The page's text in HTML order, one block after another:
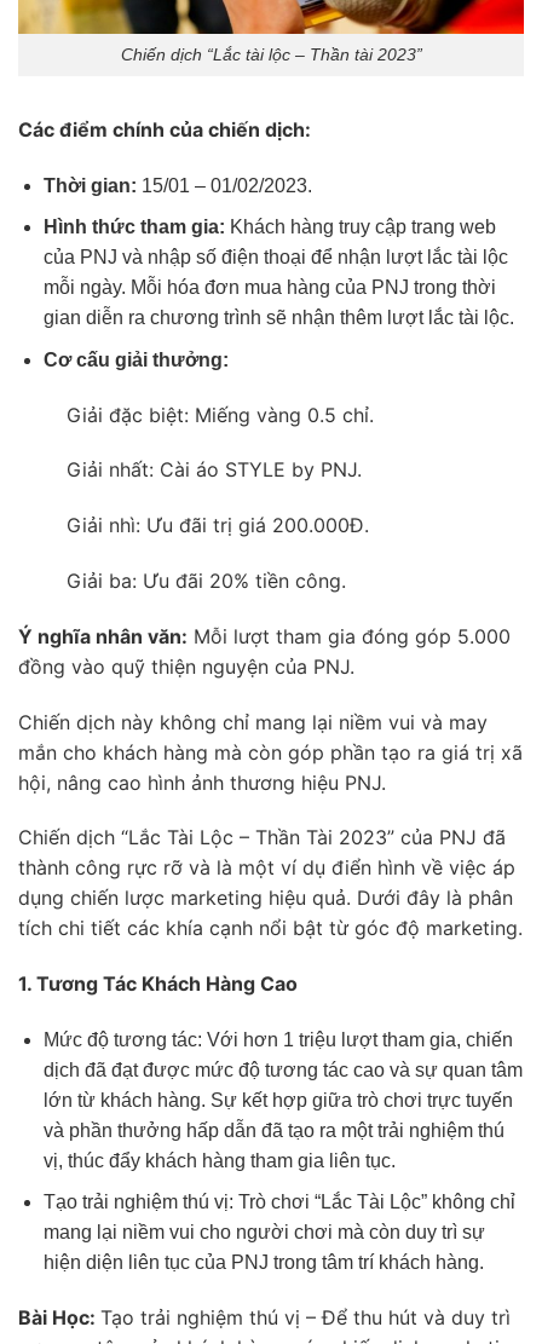
Chiến dịch “Lắc tài lộc – Thần tài 2023”
Các điểm chính của chiến dịch:
Thời gian: 15/01 – 01/02/2023.
Hình thức tham gia: Khách hàng truy cập trang web
của PNJ và nhập số điện thoại để nhận lượt lắc tài lộc
mỗi ngày. Mỗi hóa đơn mua hàng của PNJ trong thời
gian diễn ra chương trình sẽ nhận thêm lượt lắc tài lộc.
Cơ cấu giải thưởng:
Giải đặc biệt: Miếng vàng 0.5 chỉ.
Giải nhất: Cài áo STYLE by PNJ.
Giải nhì: Ưu đãi trị giá 200.000Đ.
Giải ba: Ưu đãi 20% tiền công.
Ý nghĩa nhân văn: Mỗi lượt tham gia đóng góp 5.000
đồng vào quỹ thiện nguyện của PNJ.
Chiến dịch này không chỉ mang lại niềm vui và may
mắn cho khách hàng mà còn góp phần tạo ra giá trị xã
hội, nâng cao hình ảnh thương hiệu PNJ.
Chiến dịch “Lắc Tài Lộc – Thần Tài 2023” của PNJ đã
thành công rực rỡ và là một ví dụ điển hình về việc áp
dụng chiến lược marketing hiệu quả. Dưới đây là phân
tích chi tiết các khía cạnh nổi bật từ góc độ marketing.
1. Tương Tác Khách Hàng Cao
Mức độ tương tác: Với hơn 1 triệu lượt tham gia, chiến
dịch đã đạt được mức độ tương tác cao và sự quan tâm
lớn từ khách hàng. Sự kết hợp giữa trò chơi trực tuyến
và phần thưởng hấp dẫn đã tạo ra một trải nghiệm thú
vị, thúc đẩy khách hàng tham gia liên tục.
Tạo trải nghiệm thú vị: Trò chơi “Lắc Tài Lộc” không chỉ
mang lại niềm vui cho người chơi mà còn duy trì sự
hiện diện liên tục của PNJ trong tâm trí khách hàng.
Bài Học: Tạo trải nghiệm thú vị – Để thu hút và duy trì